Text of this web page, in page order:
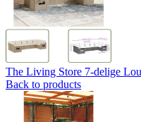
The Living Store 7-delige
Back to products